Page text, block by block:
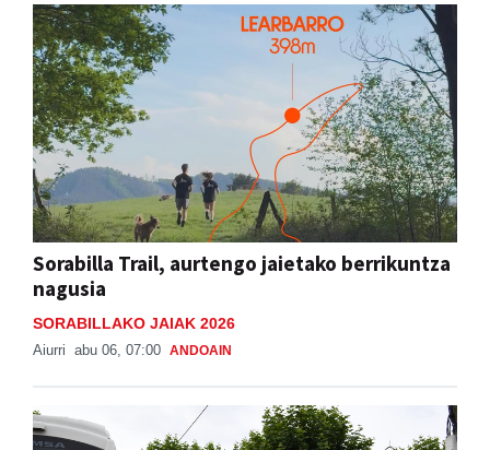
Sorabilla Trail, aurtengo jaietako berrikuntza
nagusia
SORABILLAKO JAIAK 2026
Aiurri abu 06, 07:00 ANDOAIN